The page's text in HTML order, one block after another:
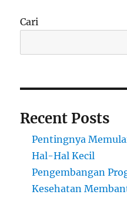
Cari
Recent Posts
Pentingnya
Hal-Hal Kecil
Pengembangan
Kesehatan